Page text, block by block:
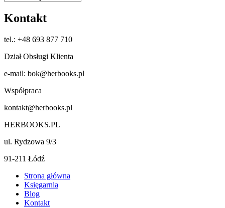
Kontakt
tel.: +48 693 877 710
Dział Obsługi Klienta
e-mail: bok@herbooks.pl
Współpraca
kontakt@herbooks.pl
HERBOOKS.PL
ul. Rydzowa 9/3
91-211 Łódź
Strona główna
Księgarnia
Blog
Kontakt